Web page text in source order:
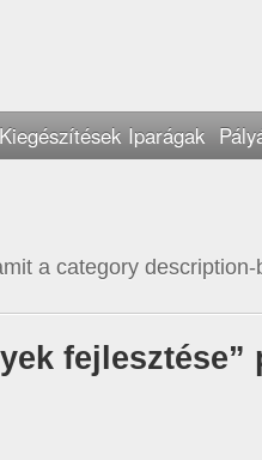
Kiegészítések Iparágak
a category
fejlesztése”